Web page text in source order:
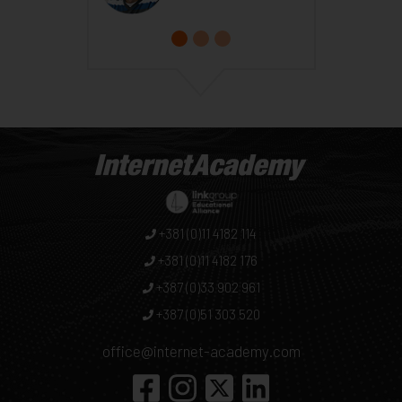
+381 (0)11 4182 114
+381 (0)11 4182 176
+387 (0)33 902 961
+387 (0)51 303 520
office@internet-academy.com